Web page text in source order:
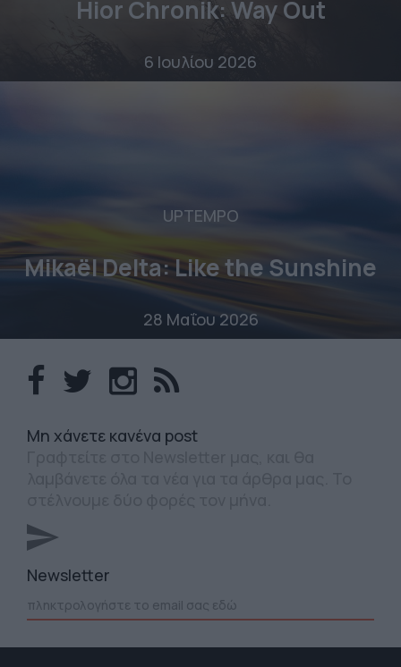
Hior Chronik: Way Out
6 Ιουλίου 2026
UPTEMPO
Mikaël Delta: Like the Sunshine
28 Μαΐου 2026
Mη χάνετε κανένα post
Newsletter